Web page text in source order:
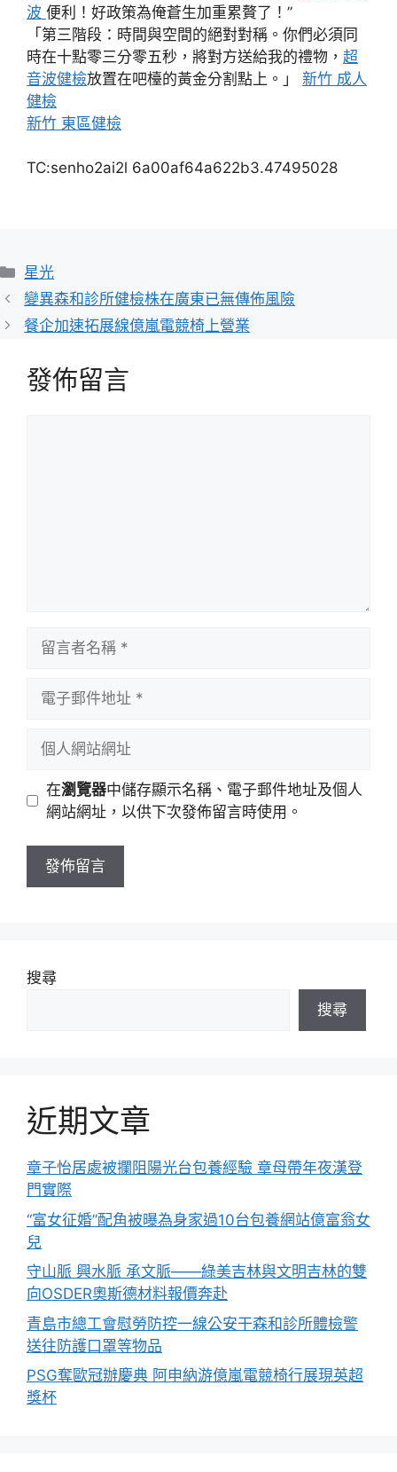
波 便利！好政策為俺蒼生加重累贅了！”
「第三階段：時間與空間的絕對對稱。你們必須同
時在十點零三分零五秒，將對方送給我的禮物， 超
音波健檢放置在吧檯的黃金分割點上。」 新竹 成人
健檢
新竹 東區健檢
TC:senho2ai2l 6a00af64a622b3.47495028
分
類
星光
變異森和診所健檢株在廣東已無傳佈風險
餐企加速拓展線億嵐電競椅上營業
發佈留言
址
站
址
在瀏覽器中儲存顯示名稱、電子郵件地址及個人
網站網址，以供下次發佈留言時使用。
搜尋
搜尋
近期文章
章子怡居處被攔阻陽光台包養經驗 章母帶年夜漢登
門實際
“富女征婚”配角被曝為身家過10台包養網站億富翁女
兒
守山脈 興水脈 承文脈——綠美吉林與文明吉林的雙
向OSDER奧斯德材料報價奔赴
青島市總工會慰勞防控一線公安干森和診所體檢警
送往防護口罩等物品
PSG奪歐冠辦慶典 阿申納游億嵐電競椅行展現英超
獎杯